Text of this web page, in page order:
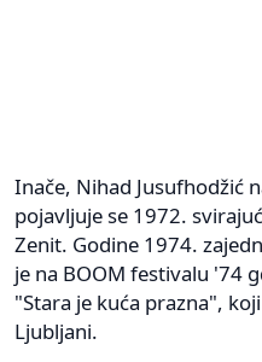
Inače, Nihad Jusufhodžić
pojavljuje se 1972.
Zenit. Godine 1974.
je na BOOM festivalu '74
"Stara je kuća prazna",
Ljubljani.